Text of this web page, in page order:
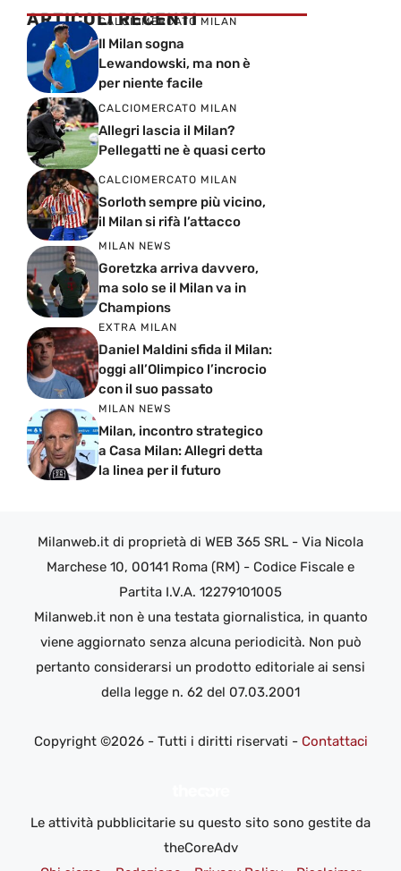
ARTICOLI RECENTI
CALCIOMERCATO MILAN
Il Milan sogna
Lewandowski, ma non è
per niente facile
CALCIOMERCATO MILAN
Allegri lascia il Milan?
Pellegatti ne è quasi certo
CALCIOMERCATO MILAN
Sorloth sempre più vicino,
il Milan si rifà l’attacco
MILAN NEWS
Goretzka arriva davvero,
ma solo se il Milan va in
Champions
EXTRA MILAN
Daniel Maldini sfida il Milan:
oggi all’Olimpico l’incrocio
con il suo passato
MILAN NEWS
Milan, incontro strategico
a Casa Milan: Allegri detta
la linea per il futuro
Milanweb.it di proprietà di WEB 365 SRL - Via Nicola
Marchese 10, 00141 Roma (RM) - Codice Fiscale e
Partita I.V.A. 12279101005
Milanweb.it non è una testata giornalistica, in quanto
viene aggiornato senza alcuna periodicità. Non può
pertanto considerarsi un prodotto editoriale ai sensi
della legge n. 62 del 07.03.2001
Copyright ©2026 - Tutti i diritti riservati - Contattaci
Le attività pubblicitarie su questo sito sono gestite da
theCoreAdv